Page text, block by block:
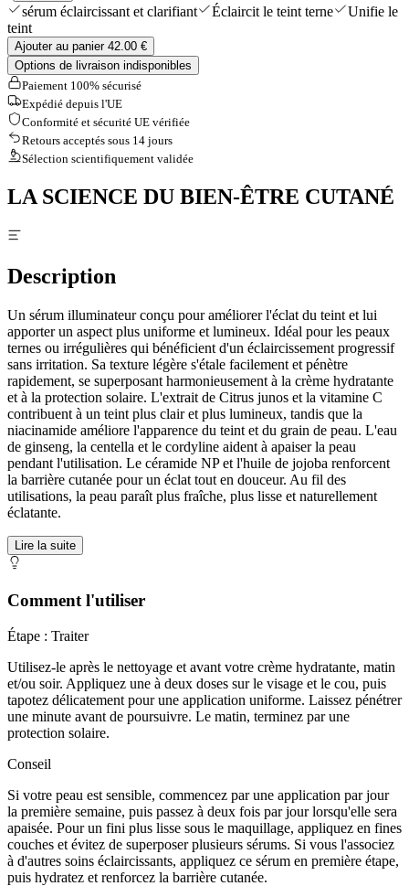
sérum éclaircissant et clarifiant Éclaircit le teint terne
Unifie le
teint
Ajouter au panier 42.00 €
Options de livraison indisponibles
Paiement 100% sécurisé
Expédié depuis l'UE
Conformité et sécurité UE vérifiée
Retours acceptés sous 14 jours
Sélection scientifiquement validée
LA SCIENCE DU BIEN-ÊTRE CUTANÉ
Description
Un sérum illuminateur conçu pour améliorer l'éclat du teint et lui
apporter un aspect plus uniforme et lumineux. Idéal pour les peaux
ternes ou irrégulières qui bénéficient d'un éclaircissement progressif
sans irritation. Sa texture légère s'étale facilement et pénètre
rapidement, se superposant harmonieusement à la crème hydratante
et à la protection solaire. L'extrait de Citrus junos et la vitamine C
contribuent à un teint plus clair et plus lumineux, tandis que la
niacinamide améliore l'apparence du teint et du grain de peau. L'eau
de ginseng, la centella et le cordyline aident à apaiser la peau
pendant l'utilisation. Le céramide NP et l'huile de jojoba renforcent
la barrière cutanée pour un éclat tout en douceur. Au fil des
utilisations, la peau paraît plus fraîche, plus lisse et naturellement
éclatante.
Lire la suite
Comment l'utiliser
Étape : Traiter
Utilisez-le après le nettoyage et avant votre crème hydratante, matin
et/ou soir. Appliquez une à deux doses sur le visage et le cou, puis
tapotez délicatement pour une application uniforme. Laissez pénétrer
une minute avant de poursuivre. Le matin, terminez par une
protection solaire.
Conseil
Si votre peau est sensible, commencez par une application par jour
la première semaine, puis passez à deux fois par jour lorsqu'elle sera
apaisée. Pour un fini plus lisse sous le maquillage, appliquez en fines
couches et évitez de superposer plusieurs sérums. Si vous l'associez
à d'autres soins éclaircissants, appliquez ce sérum en première étape,
puis hydratez et renforcez la barrière cutanée.